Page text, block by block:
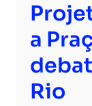
a
Rio